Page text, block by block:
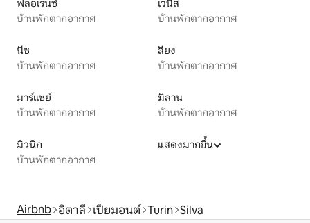
ฟลอเรนซ์
บ้านพักตากอากาศ
เวนิส
บ้านพักตากอากาศ
นีซ
บ้านพักตากอากาศ
ลียง
บ้านพักตากอากาศ
มาร์แซย์
บ้านพักตากอากาศ
มิลาน
บ้านพักตากอากาศ
มิวนิก
บ้านพักตากอากาศ
แสดงมากขึ้น
Airbnb อิตาลี เปียมอนต์ Turin Silva